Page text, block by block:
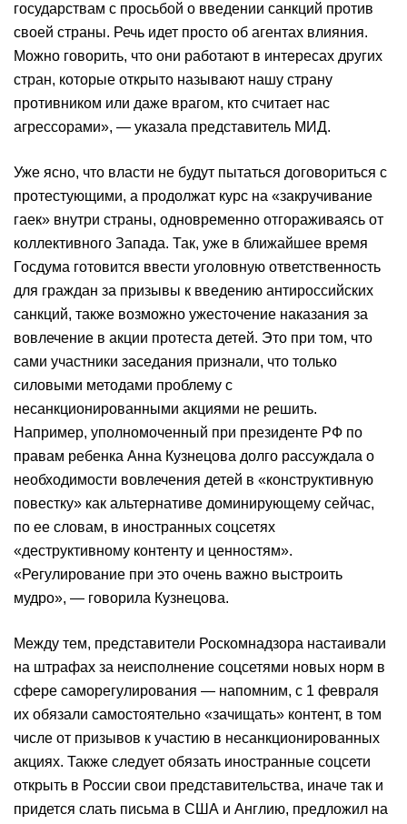
государствам с просьбой о введении санкций против
своей страны. Речь идет просто об агентах влияния.
Можно говорить, что они работают в интересах других
стран, которые открыто называют нашу страну
противником или даже врагом, кто считает нас
агрессорами», — указала представитель МИД.
Уже ясно, что власти не будут пытаться договориться с
протестующими, а продолжат курс на «закручивание
гаек» внутри страны, одновременно отгораживаясь от
коллективного Запада. Так, уже в ближайшее время
Госдума готовится ввести уголовную ответственность
для граждан за призывы к введению антироссийских
санкций, также возможно ужесточение наказания за
вовлечение в акции протеста детей. Это при том, что
сами участники заседания признали, что только
силовыми методами проблему с
несанкционированными акциями не решить.
Например, уполномоченный при президенте РФ по
правам ребенка Анна Кузнецова долго рассуждала о
необходимости вовлечения детей в «конструктивную
повестку» как альтернативе доминирующему сейчас,
по ее словам, в иностранных соцсетях
«деструктивному контенту и ценностям».
«Регулирование при это очень важно выстроить
мудро», — говорила Кузнецова.
Между тем, представители Роскомнадзора настаивали
на штрафах за неисполнение соцсетями новых норм в
сфере саморегулирования — напомним, с 1 февраля
их обязали самостоятельно «зачищать» контент, в том
числе от призывов к участию в несанкционированных
акциях. Также следует обязать иностранные соцсети
открыть в России свои представительства, иначе так и
придется слать письма в США и Англию, предложил на